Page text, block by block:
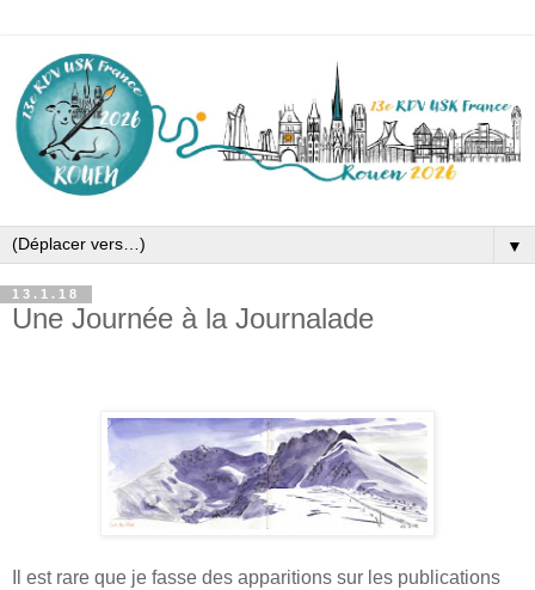
▼
13.1.18
Une Journée à la Journalade
Il est rare que je fasse des apparitions sur les publications